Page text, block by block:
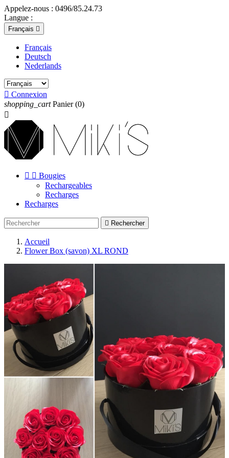
Appelez-nous : 0496/85.24.73
Langue :
Français 
Français
Deutsch
Nederlands
 Connexion
shopping_cart Panier (0)

  Bougies
Rechargeables
Recharges
Recharges
 Rechercher
Accueil
Flower Box (savon) XL ROND